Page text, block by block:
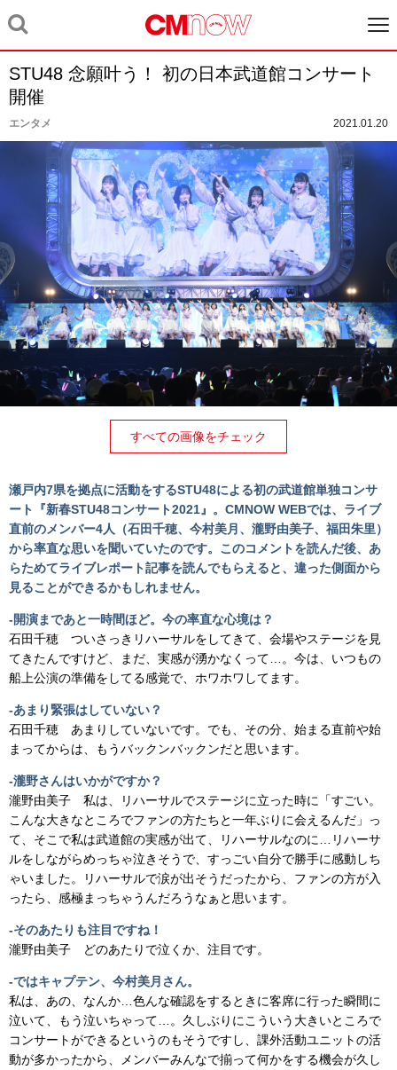
STU48 念願叶う！ 初の日本武道館コンサート
開催
エンタメ 2021.01.20
すべての画像をチェック
瀬戸内7県を拠点に活動をするSTU48による初の武道館単独コンサ
ート『新春STU48コンサート2021』。CMNOW WEBでは、ライブ
直前のメンバー4人（石田千穂、今村美月、瀧野由美子、福田朱里）
から率直な思いを聞いていたのです。このコメントを読んだ後、あ
らためてライブレポート記事を読んでもらえると、違った側面から
見ることができるかもしれません。
-開演まであと一時間ほど。今の率直な心境は？
石田千穂 ついさっきリハーサルをしてきて、会場やステージを見
てきたんですけど、まだ、実感が湧かなくって…。今は、いつもの
船上公演の準備をしてる感覚で、ホワホワしてます。
-あまり緊張はしていない？
石田千穂 あまりしていないです。でも、その分、始まる直前や始
まってからは、もうバックンバックンだと思います。
-瀧野さんはいかがですか？
瀧野由美子 私は、リハーサルでステージに立った時に「すごい。
こんな大きなところでファンの方たちと一年ぶりに会えるんだ」っ
て、そこで私は武道館の実感が出て、リハーサルなのに…リハーサ
ルをしながらめっちゃ泣きそうで、すっごい自分で勝手に感動しち
ゃいました。リハーサルで涙が出そうだったから、ファンの方が入
ったら、感極まっちゃうんだろうなぁと思います。
-そのあたりも注目ですね！
瀧野由美子 どのあたりで泣くか、注目です。
-ではキャプテン、今村美月さん。
私は、あの、なんか…色んな確認をするときに客席に行った瞬間に
泣いて、もう泣いちゃって…。久しぶりにこういう大きいところで
コンサートができるというのもそうですし、課外活動ユニットの活
動が多かったから、メンバーみんなで揃って何かをする機会が久し